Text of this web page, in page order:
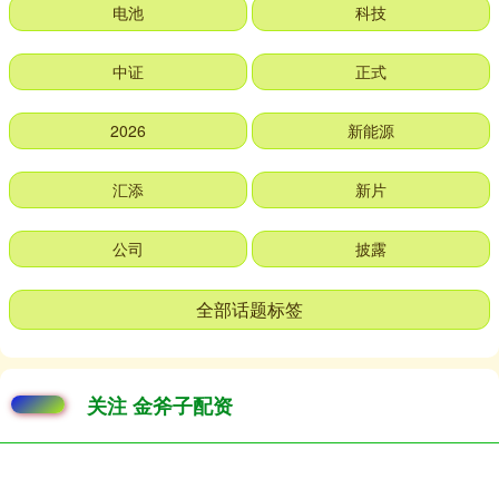
电池 科技
中证 正式
2026 新能源
汇添 新片
公司 披露
全部话题标签
关注 金斧子配资